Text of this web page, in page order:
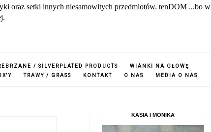
oraz setki innych niesamowitych przedmiotów. tenDOM ...bo w
/ SILVERPLATED PRODUCTS
WIANKI NA GŁOWĘ
TRAWY / GRASS KONTAKT O NAS MEDIA O NAS
KASIA I MONIKA